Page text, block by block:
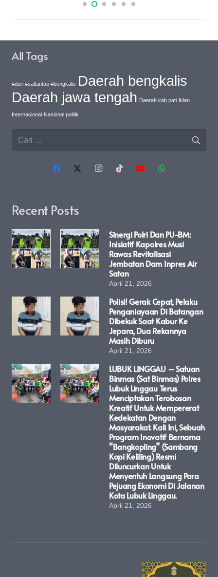
Recent Posts
Sinergi Polri Dan PU-BM:
Inisiatif Kapolres Musi
Rawas Revitalisasi
Jembatan Dam Inpres Air
Satan
April 21, 2026
Polisi! Gerak Cepat, Pelaku
Penganiayaan Di Batangan
Dibekuk Saat Kabur Ke
Jepara, Dua Rekannya
Masih Diburu
April 21, 2026
LUBUK LINGGAU – Satuan
Binmas (Sat Binmas) Polres
Lubuk Linggau Terus
Menciptakan Terobosan
Kreatif Untuk Mempererat
Kedekatan Dengan
Masyarakat. Kali Ini, Sebuah
Program Inovatif Bernama
“Bangkopling” (Sambang
Kopi Keliling) Resmi
Diluncurkan Untuk
Menyentuh Langsung Para
Pejuang Ekonomi Di Jalanan
Kota Lubuk Linggau.
April 21, 2026
All Tags
#duri #satlantas #bengkalis Daerah bengkalis
Daerah jawa tengah Daerah kab pati Iklan
Internasional Nasional politik
Cari